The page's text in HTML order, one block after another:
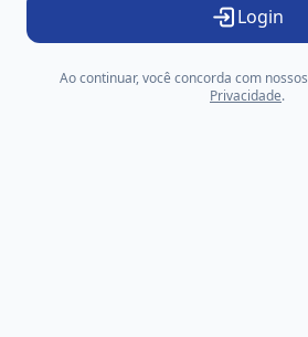
Login
Ao continuar, você concorda com nossos
Privacidade.